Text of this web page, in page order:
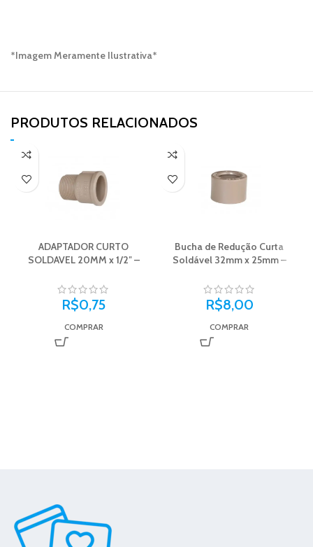
*Imagem Meramente Ilustrativa*
PRODUTOS RELACIONADOS​
ADAPTADOR CURTO
SOLDAVEL 20MM x 1/2″ –
R$0,75
COMPRAR
Bucha de Redução Curta
Soldável 32mm x 25mm –
R$8,00
COMPRAR